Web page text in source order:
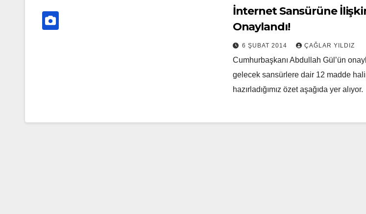
İnternet Sansürüne
Onaylandı!
6 ŞUBAT 2014 ÇAĞLAR YILDIZ
Cumhurbaşkanı Abdullah Gül’ün
gelecek sansürlere dair 12 madde
hazırladığımız özet aşağıda yer alıyor.